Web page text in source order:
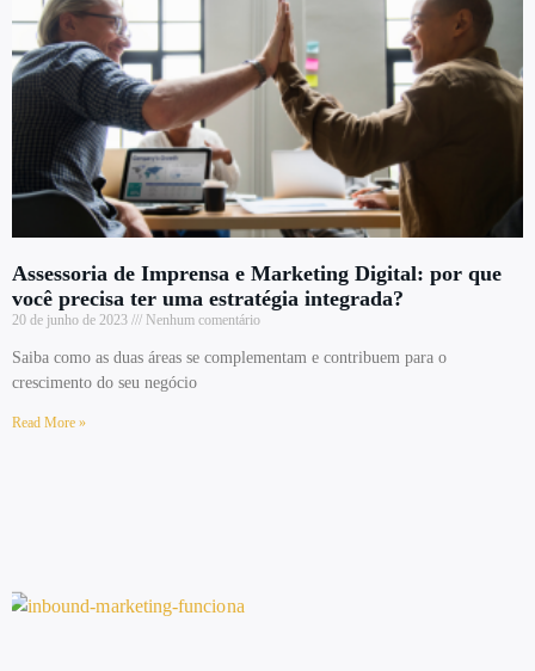
Assessoria de Imprensa e Marketing Digital: por que
você precisa ter uma estratégia integrada?
20 de junho de 2023 Nenhum comentário
Saiba como as duas áreas se complementam e contribuem para o
crescimento do seu negócio
Read More »